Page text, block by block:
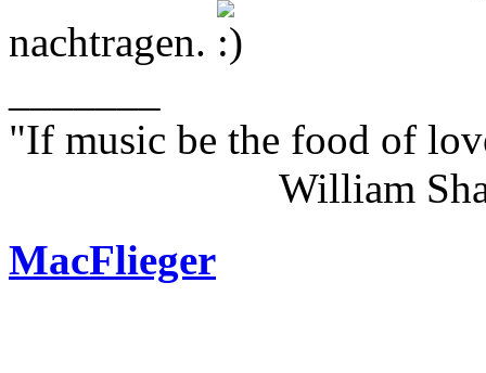
nachtragen.
"If music be the food of
William
MacFlieger